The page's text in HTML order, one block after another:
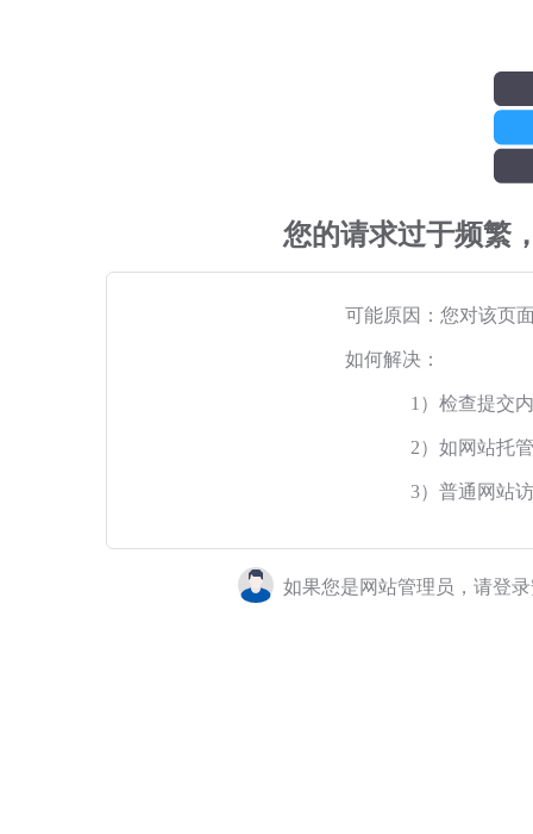
您的请求过于频繁
可能原因：您对该页
如何解决：
1）检查提交
2）如网站托
3）普通网站
如果您是网站管理员，请登